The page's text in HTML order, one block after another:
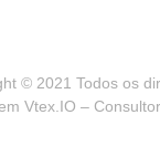
© 2021 Todos os
Vtex.IO –